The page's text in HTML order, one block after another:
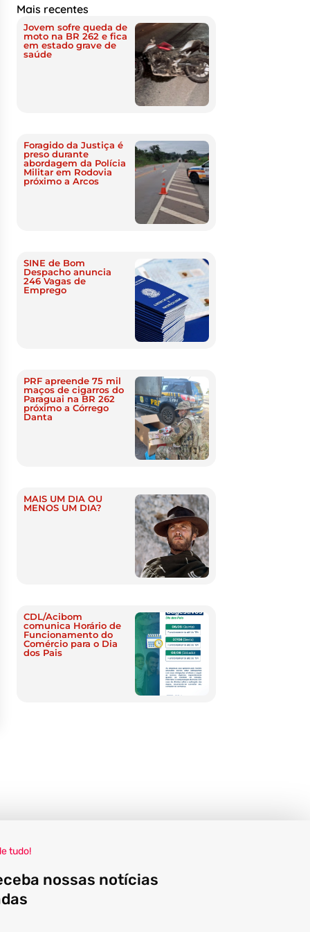
Mais recentes
Jovem sofre queda de
moto na BR 262 e fica
em estado grave de
saúde
Foragido da Justiça é
preso durante
abordagem da Polícia
Militar em Rodovia
próximo a Arcos
SINE de Bom
Despacho anuncia
246 Vagas de
Emprego
PRF apreende 75 mil
maços de cigarros do
Paraguai na BR 262
próximo a Córrego
Danta
MAIS UM DIA OU
MENOS UM DIA?
CDL/Acibom
comunica Horário de
Funcionamento do
Comércio para o Dia
dos Pais
tudo!
nossas notícias